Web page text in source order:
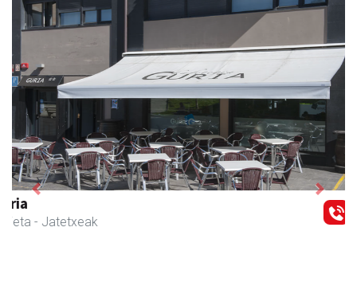
Previous Next